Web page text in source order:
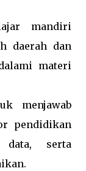
mandiri
daerah dan
materi
menjawab
pendidikan
data, serta